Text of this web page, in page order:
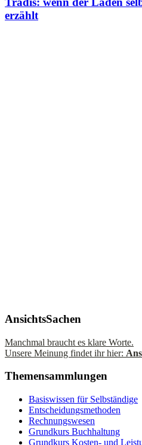
erzählt
AnsichtsSachen
Manchmal braucht es klare Worte.
Unsere Meinung findet ihr hier:
Themensammlungen
Basiswissen für Selbständige
Entscheidungsmethoden
Rechnungswesen
Grundkurs Buchhaltung
Grundkurs Kosten- und